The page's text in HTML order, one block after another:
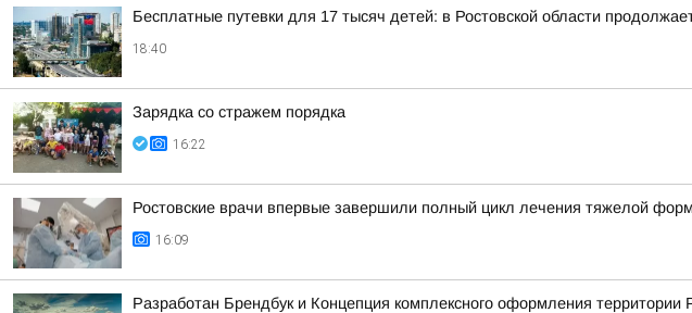
Бесплатные путевки для 17 тысяч детей: в Ростовской области
18:40
Зарядка со стражем порядка
16:22
Ростовские врачи впервые завершили полный цикл лечения тяжелой
16:09
Разработан Брендбук и Концепция комплексного оформления территории